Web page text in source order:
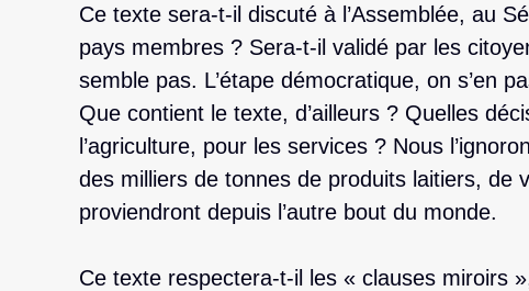
Ce texte sera-t-il discuté à l’Assemblée, au
pays membres ? Sera-t-il validé par les
semble pas. L’étape démocratique, on s’en
Que contient le texte, d’ailleurs ? Quelles
l’agriculture, pour les services ? Nous
des milliers de tonnes de produits laitiers, de
proviendront depuis l’autre bout du monde.
Ce texte respectera-t-il les « clauses miroirs